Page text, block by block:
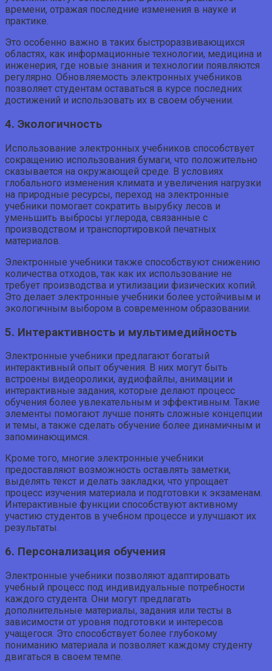
времени, отражая последние изменения в науке и
практике.
Это особенно важно в таких быстроразвивающихся
областях, как информационные технологии, медицина и
инженерия, где новые знания и технологии появляются
регулярно. Обновляемость электронных учебников
позволяет студентам оставаться в курсе последних
достижений и использовать их в своем обучении.
4. Экологичность
Использование электронных учебников способствует
сокращению использования бумаги, что положительно
сказывается на окружающей среде. В условиях
глобального изменения климата и увеличения нагрузки
на природные ресурсы, переход на электронные
учебники помогает сократить вырубку лесов и
уменьшить выбросы углерода, связанные с
производством и транспортировкой печатных
материалов.
Электронные учебники также способствуют снижению
количества отходов, так как их использование не
требует производства и утилизации физических копий.
Это делает электронные учебники более устойчивым и
экологичным выбором в современном образовании.
5. Интерактивность и мультимедийность
Электронные учебники предлагают богатый
интерактивный опыт обучения. В них могут быть
встроены видеоролики, аудиофайлы, анимации и
интерактивные задания, которые делают процесс
обучения более увлекательным и эффективным. Такие
элементы помогают лучше понять сложные концепции
и темы, а также сделать обучение более динамичным и
запоминающимся.
Кроме того, многие электронные учебники
предоставляют возможность оставлять заметки,
выделять текст и делать закладки, что упрощает
процесс изучения материала и подготовки к экзаменам.
Интерактивные функции способствуют активному
участию студентов в учебном процессе и улучшают их
результаты.
6. Персонализация обучения
Электронные учебники позволяют адаптировать
учебный процесс под индивидуальные потребности
каждого студента. Они могут предлагать
дополнительные материалы, задания или тесты в
зависимости от уровня подготовки и интересов
учащегося. Это способствует более глубокому
пониманию материала и позволяет каждому студенту
двигаться в своем темпе.